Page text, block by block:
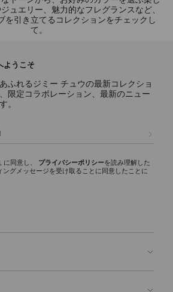
ュエリー、魅力的なフレグランスなど、
を引き立てるコレクションをチェックし
て。
ようこそ
ふれるジミー チュウの最新コレクショ
限定コラボレーション、最新のニュー
。
, に同意し、 プライバシーポリシーを読み理解した
ングメッセージを受け取ることに同意したことに